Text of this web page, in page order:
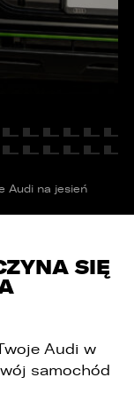
Audi na jesień
SIĘ
Audi w
samochód